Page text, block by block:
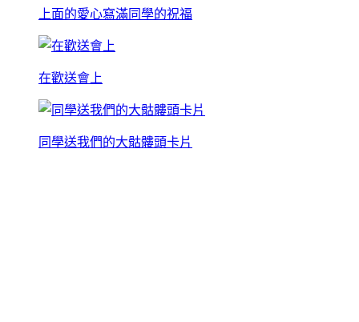
上面的愛心寫滿同學的祝福
在歡送會上
同學送我們的大骷髏頭卡片